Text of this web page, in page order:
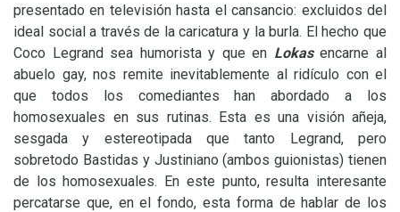
presentado en televisión hasta el cansancio: excluidos del
ideal social a través de la caricatura y la burla. El hecho que
Coco Legrand sea humorista y que en Lokasencarne al
abuelo gay, nos remite inevitablemente al ridículo con el
que todos los comediantes han abordado a los
homosexuales en sus rutinas. Esta es una visión añeja,
sesgada y estereotipada que tanto Legrand, pero
sobretodo Bastidas y Justiniano (ambos guionistas) tienen
de los homosexuales. En este punto, resulta interesante
percatarse que, en el fondo, esta forma de hablar de los